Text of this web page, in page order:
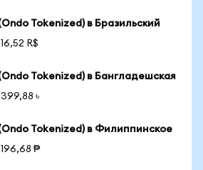
Tokenized) в Бразильский
R$
Tokenized) в Бангладешская
৳
Tokenized) в Филиппинское
₱